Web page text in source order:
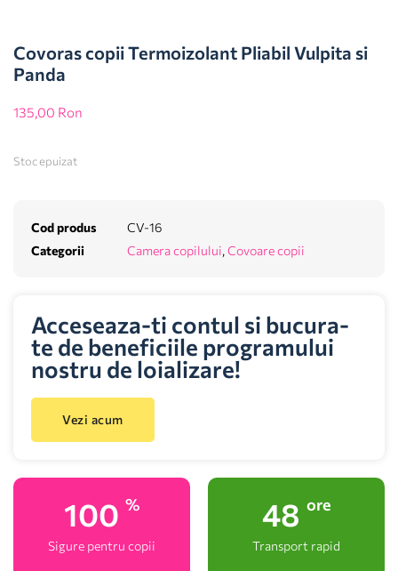
Covoras copii Termoizolant Pliabil Vulpita si
Panda
135,00 Ron
Stoc epuizat
Cod produs
CV-16
Categorii
Camera copilului, Covoare copii
Acceseaza-ti contul si bucura-
te de beneficiile programului
nostru de loializare!
Vezi acum
100 %
Sigure pentru copii
48 ore
Transport rapid